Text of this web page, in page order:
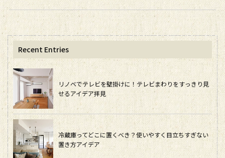
Recent Entries
リノベでテレビを壁掛けに！テレビまわりをすっきり見
せるアイデア拝見
冷蔵庫ってどこに置くべき？使いやすく目立ちすぎない
置き方アイデア